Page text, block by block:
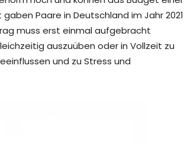
Paare in Deutschland im Jahr 2021
muss erst einmal aufgebracht
auszuüben oder in Vollzeit zu
und zu Stress und